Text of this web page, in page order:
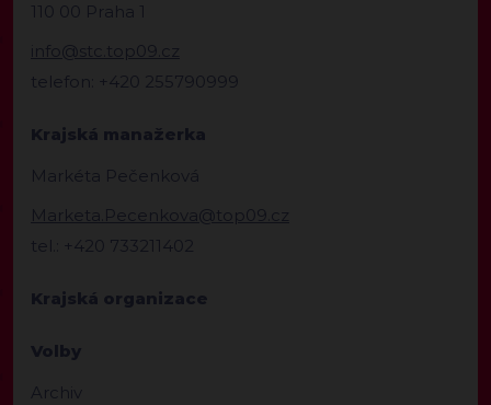
110 00 Praha 1
info@stc.top09.cz
telefon: +420 255790999
Krajská manažerka
Markéta Pečenková
Marketa.Pecenkova@top09.cz
tel.: +420 733211402
Krajská organizace
Volby
Archiv